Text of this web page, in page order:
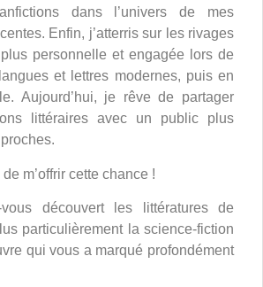
dans l’univers de mes
Enfin, j’atterris sur les rivages
plus personnelle et engagée lors de
et lettres modernes, puis en
Aujourd’hui, je rêve de partager
littéraires avec un public plus
m’offrir cette chance !
vous découvert les littératures de
particulièrement la science-fiction
qui vous a marqué profondément